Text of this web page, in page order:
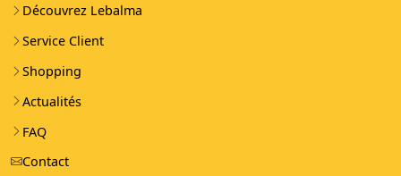
Découvrez Lebalma
Service Client
Shopping
Actualités
FAQ
Contact